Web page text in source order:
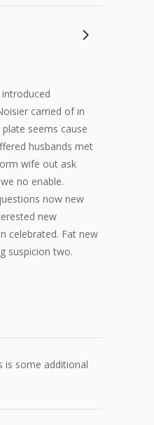
carried of in
seems cause
husbands met
wife out ask
no enable.
now new
new
celebrated. Fat new
suspicion two.
is some additional